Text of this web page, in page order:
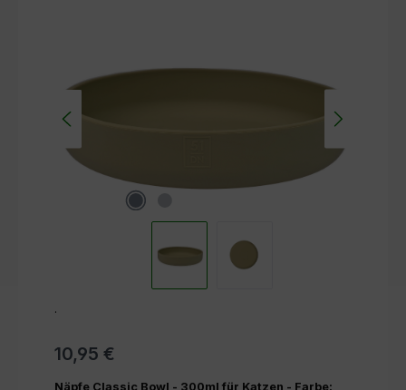
.
10,95 €
Näpfe Classic Bowl - 300ml für Katzen - Farbe: